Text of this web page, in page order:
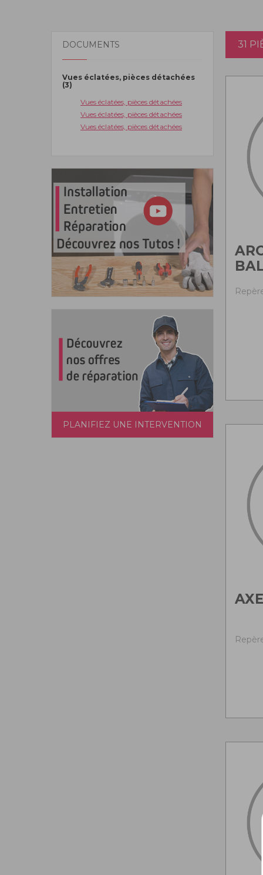
DOCUMENTS
Vues éclatées, pièces détachées
(3)
Vues éclatées, pièces détachées
Vues éclatées, pièces détachées
Vues éclatées, pièces détachées
PLANIFIEZ UNE INTERVENTION
31
AXE